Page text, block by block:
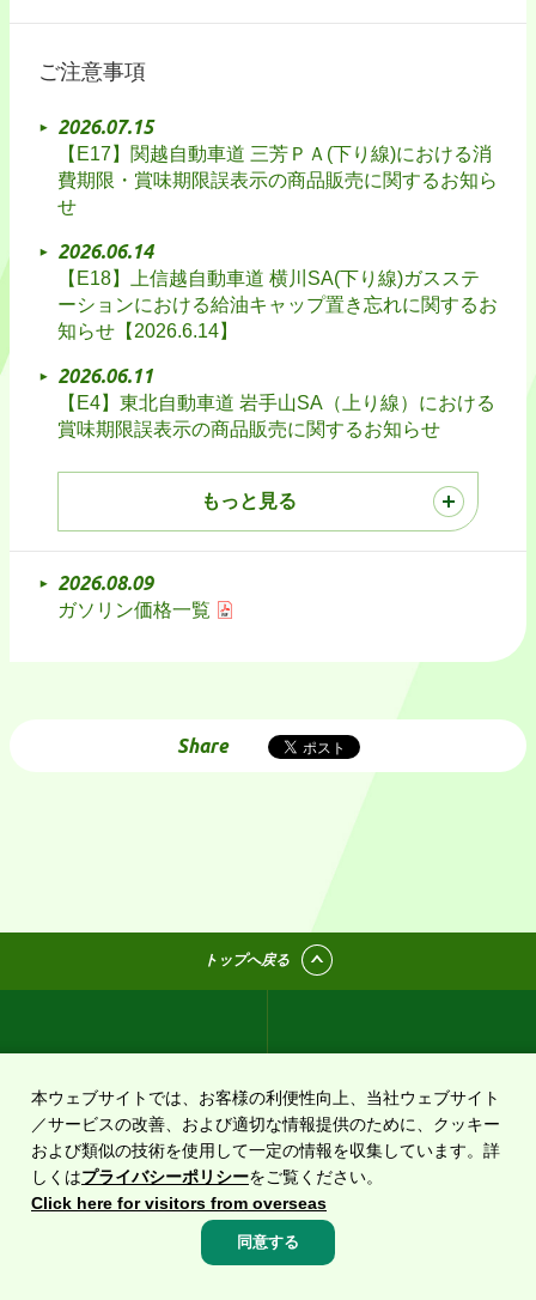
ご注意事項
2026.07.15
【E17】関越自動車道 三芳ＰＡ(下り線)における消
費期限・賞味期限誤表示の商品販売に関するお知ら
せ
2026.06.14
【E18】上信越自動車道 横川SA(下り線)ガスステ
ーションにおける給油キャップ置き忘れに関するお
知らせ【2026.6.14】
2026.06.11
【E4】東北自動車道 岩手山SA（上り線）における
賞味期限誤表示の商品販売に関するお知らせ
もっと見る
2026.08.09
ガソリン価格一覧
Share
トップへ戻る
割引・ETC情報
本ウェブサイトでは、お客様の利便性向上、当社ウェブサイト
／サービスの改善、および適切な情報提供のために、クッキー
および類似の技術を使用して一定の情報を収集しています。詳
しくはプライバシーポリシーをご覧ください。
Click here for visitors from overseas
同意する